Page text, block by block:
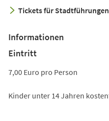
Tickets für
Informationen
Eintritt
7,00 Euro pro Person
Kinder unter 14 Jahren